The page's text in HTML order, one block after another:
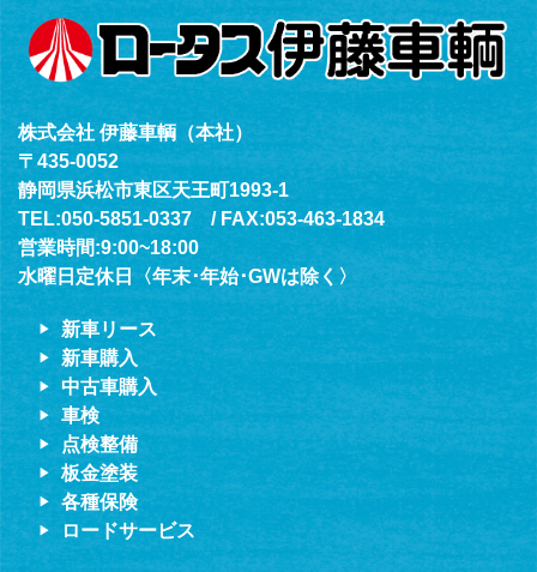
株式会社 伊藤車輌（本社）
〒435-0052
静岡県浜松市東区天王町1993-1
TEL:050-5851-0337 / FAX:053-463-1834
営業時間:9:00~18:00
水曜日定休日〈年末･年始･GWは除く〉
新車リース
新車購入
中古車購入
車検
点検整備
板金塗装
各種保険
ロードサービス